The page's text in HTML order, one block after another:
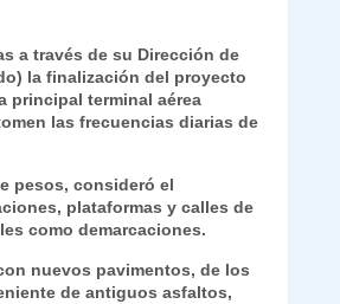
a través de su Dirección de
la finalización del proyecto
principal terminal aérea
las frecuencias diarias de
pesos, consideró el
plataformas y calles de
como demarcaciones.
nuevos pavimentos, de los
de antiguos asfaltos,